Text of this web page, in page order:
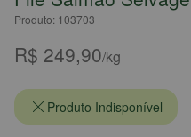
Produto: 103703
R$ 249,90/kg
Produto Indisponível